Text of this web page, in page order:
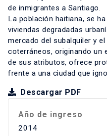
de inmigrantes a Santiago.
La población haitiana, se
viviendas degradadas
mercado del subalquiler y
coterráneos, originando un
de sus atributos, ofrece
frente a una ciudad que
Descargar PDF
Año de ingreso
2014